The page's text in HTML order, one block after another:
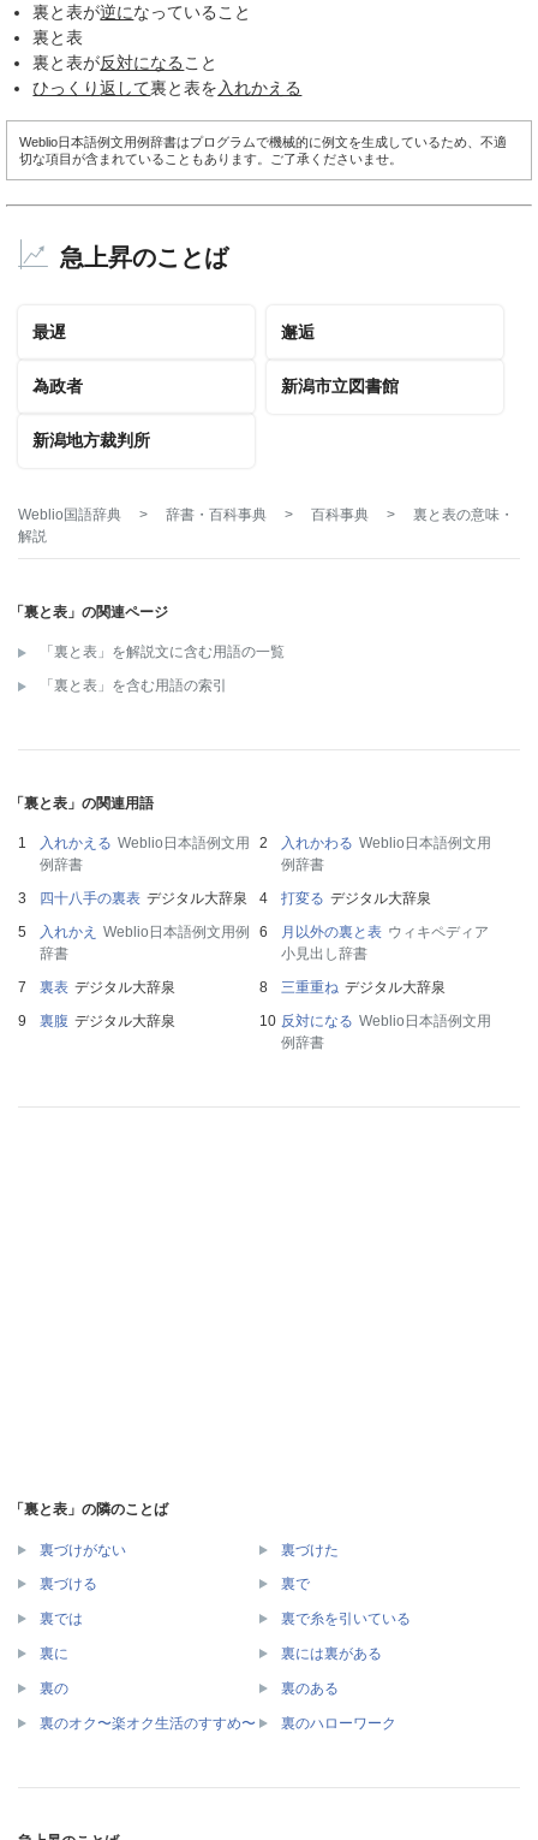
裏と表が逆になっていること
裏と表
裏と表が反対になる こと
ひっくり返して裏と表を 入れかえる
Weblio日本語例文用例辞書はプログラムで機械的に例文を生成しているため、不適
切な項目が含まれていることもあります。ご了承くださいませ。
急上昇のことば
最遅 邂逅
為政者 新潟市立図書館
新潟地方裁判所
Weblio国語辞典 > 辞書・百科事典 > 百科事典 > 裏と表の意味・
解説
「裏と表」の関連ページ
「裏と表」を解説文に含む用語の一覧
「裏と表」を含む用語の索引
「裏と表」の関連用語
入れかえる Weblio日本語例文用
例辞書
入れかわる Weblio日本語例文用
例辞書
四十八手の裏表 デジタル大辞泉 打変る デジタル大辞泉
入れかえ
Weblio日本語例文用例
辞書
月以外の裏と表 ウィキペディア
小見出し辞書
裏表 デジタル大辞泉 三重重ね デジタル大辞泉
裏腹 デジタル大辞泉 反対になる Weblio日本語例文用
例辞書
「裏と表」の隣のことば
裏づけがない 裏づけた
裏づける 裏で
裏では 裏で糸を引いている
裏に 裏には裏がある
裏の 裏のある
裏のオク〜楽オク生活のすすめ〜 裏のハローワーク